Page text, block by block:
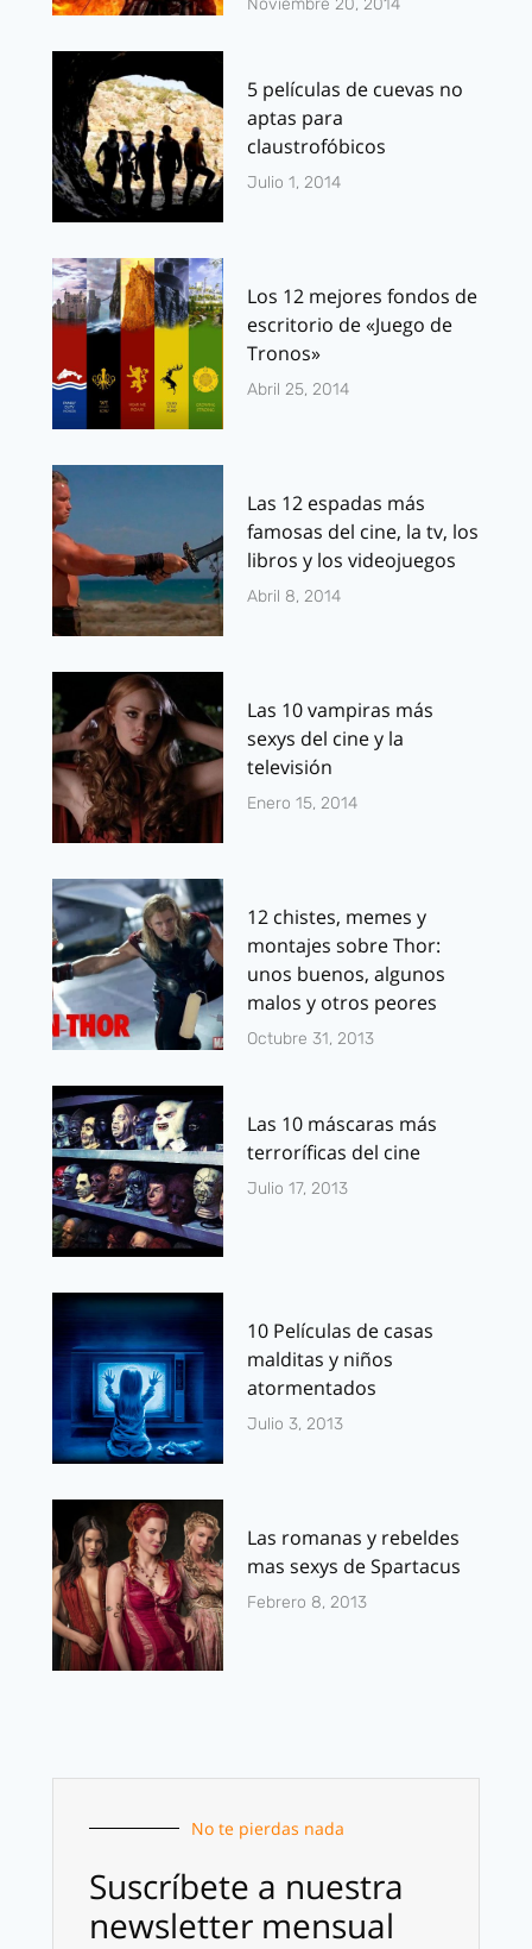
Noviembre 20, 2014
5 películas de cuevas no
aptas para
claustrofóbicos
Julio 1, 2014
Los 12 mejores fondos de
escritorio de «Juego de
Tronos»
Abril 25, 2014
Las 12 espadas más
famosas del cine, la tv, los
libros y los videojuegos
Abril 8, 2014
Las 10 vampiras más
sexys del cine y la
televisión
Enero 15, 2014
12 chistes, memes y
montajes sobre Thor:
unos buenos, algunos
malos y otros peores
Octubre 31, 2013
Las 10 máscaras más
terroríficas del cine
Julio 17, 2013
10 Películas de casas
malditas y niños
atormentados
Julio 3, 2013
Las romanas y rebeldes
mas sexys de Spartacus
Febrero 8, 2013
No te pierdas nada
Suscríbete a nuestra
newsletter mensual